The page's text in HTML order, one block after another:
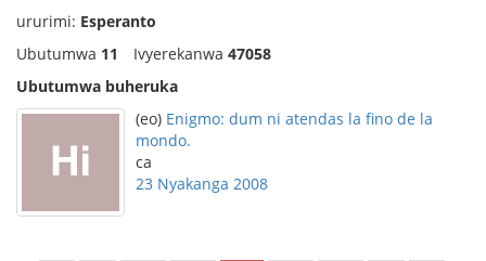
ururimi: Esperanto
Ubutumwa 11 Ivyerekanwa 47058
Ubutumwa buheruka
(eo) Enigmo: dum ni atendas la fino de la
mondo.
ca
23 Nyakanga 2008